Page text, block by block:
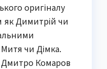
оригіналу
як Димитрій чи
чи Дімка.
Дмитро Комаров